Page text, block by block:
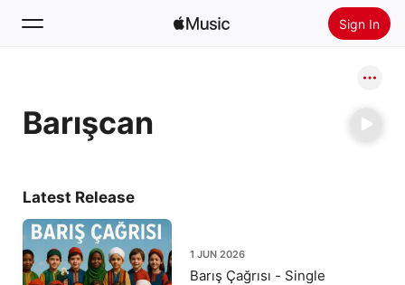
Sign In
Home
Barışcan
Latest Release
1 JUN 2026
Barış Çağrısı - Single